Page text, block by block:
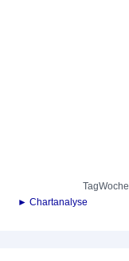
TagWoche
► Chartanalyse